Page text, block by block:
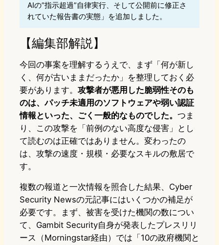
AIの”指示超過”自律実行、そして公開前に修正さ
れていた報告書の実態」を追加しました。
【編集部解説】
今回の事案を理解するうえで、まず「何が新し
く、何が古いままだったか」を整理しておく必
要があります。 攻撃者が悪用した脆弱性そのも
のは、パッチ未適用のソフトウェアや弱い認証
情報といった、ごく一般的なものでした。 つま
り、この攻撃を「前例のない高度な侵害」とし
て読むのは正確ではありません。変わったの
は、攻撃の速度・規模・必要なスキルの敷居で
す。
複数の報道と一次情報を照合した結果、Cyber
Security Newsの元記事にはいくつかの補足が
必要です。まず、被害を受けた機関の数につい
て、Gambit Security自身が発表したプレスリリ
ース（Morningstar経由）では「10の政府機関と